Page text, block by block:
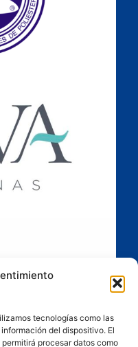
tecnologías como las
del dispositivo. El
procesar datos como